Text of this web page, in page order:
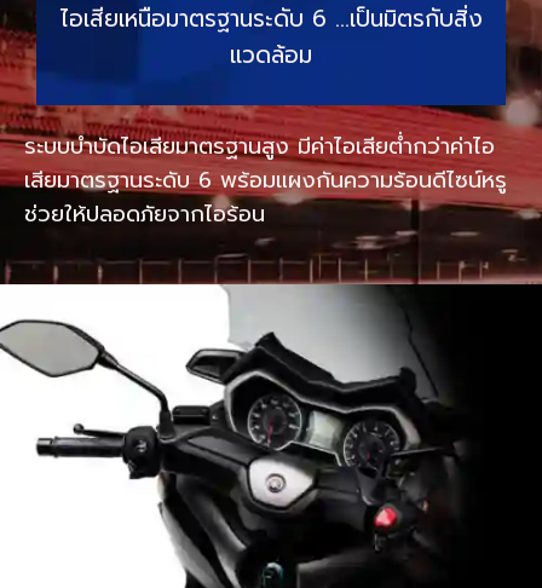
ไอเสียเหนือมาตรฐานระดับ 6 …เป็นมิตรกับสิ่ง
แวดล้อม
ระบบบำบัดไอเสียมาตรฐานสูง มีค่าไอเสียต่ำกว่าค่าไอ
เสียมาตรฐานระดับ 6 พร้อมแผงกันความร้อนดีไซน์หรู
ช่วยให้ปลอดภัยจากไอร้อน